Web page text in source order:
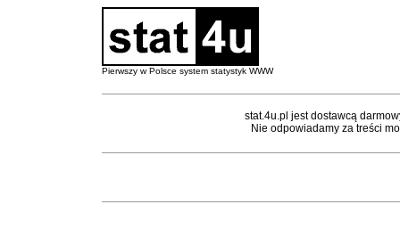
Pierwszy w Polsce system statystyk WWW
stat.4u.pl jest dostawcą
Nie odpowiadamy za treści